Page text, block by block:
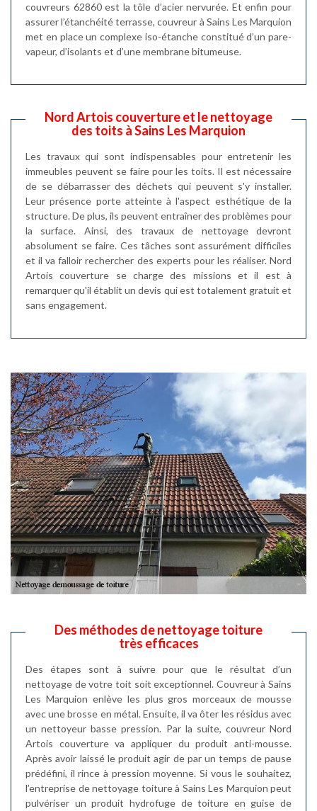
couvreurs 62860 est la tôle d’acier nervurée. Et enfin pour
assurer l’étanchéité terrasse, couvreur à Sains Les Marquion
met en place un complexe iso-étanche constitué d’un pare-
vapeur, d’isolants et d’une membrane bitumeuse.
Nord Artois couverture et le nettoyage
des toits à Sains Les Marquion
Les travaux qui sont indispensables pour entretenir les
immeubles peuvent se faire pour les toits. Il est nécessaire
de se débarrasser des déchets qui peuvent s'y installer.
Leur présence porte atteinte à l'aspect esthétique de la
structure. De plus, ils peuvent entraîner des problèmes pour
la surface. Ainsi, des travaux de nettoyage devront
absolument se faire. Ces tâches sont assurément difficiles
et il va falloir rechercher des experts pour les réaliser. Nord
Artois couverture se charge des missions et il est à
remarquer qu'il établit un devis qui est totalement gratuit et
sans engagement.
Des méthodes de nettoyage toiture
très efficaces
Des étapes sont à suivre pour que le résultat d’un
nettoyage de votre toit soit exceptionnel. Couvreur à Sains
Les Marquion enlève les plus gros morceaux de mousse
avec une brosse en métal. Ensuite, il va ôter les résidus avec
un nettoyeur basse pression. Par la suite, couvreur Nord
Artois couverture va appliquer du produit anti-mousse.
Après avoir laissé le produit agir de par un temps de pause
prédéfini, il rince à pression moyenne. Si vous le souhaitez,
l’entreprise de nettoyage toiture à Sains Les Marquion peut
pulvériser un produit hydrofuge de toiture en guise de